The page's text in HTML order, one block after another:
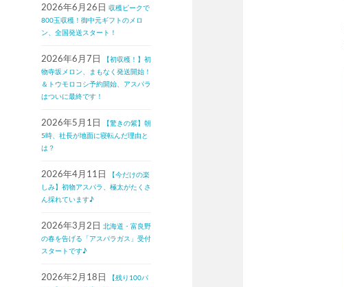
2026年6月26日 収穫ピークで
800玉収穫！御中元ギフトのメロ
ン、全国発送スタート！
2026年6月7日
【初収穫！】初
物寺坂メロン、まもなく発送開始！
＆トウモロコシ予約開始、アスパラ
はついに最終です！
2026年5月1日
【驚きの紫】朝
5時、社長が地面に寝転んだ理由と
は？
2026年4月11日
【今だけの楽
しみ】初物アスパラ、極太がたくさ
ん採れています♪
2026年3月2日 北海道・富良野
の春を告げる「アスパラガス」受付
スタートです♪
2026年2月18日
【残り100パ